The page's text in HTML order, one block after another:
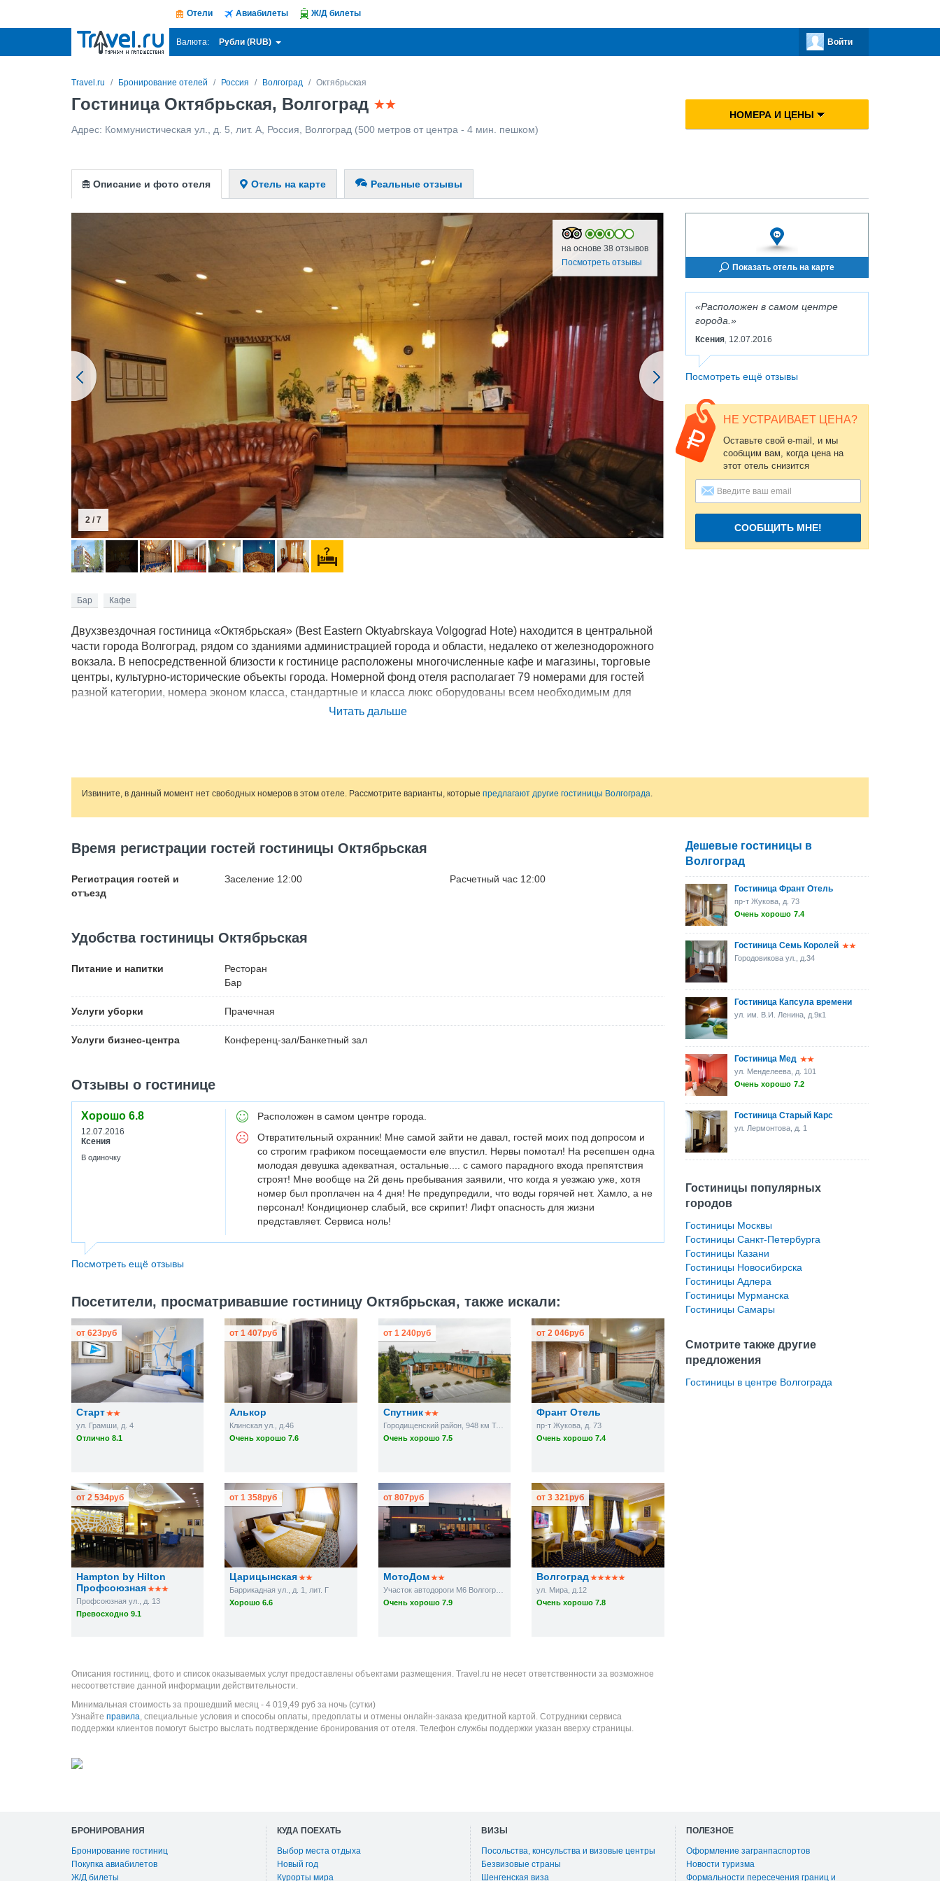
Отели Авиабилеты Ж/Д билеты
Валюта: Рубли (RUB) Войти
Travel.ru Бронирование отелей Россия Волгоград Октябрьская
Гостиница Октябрьская, Волгоград
Адрес: Коммунистическая ул., д. 5, лит. А Россия Волгоград (500 метров от центра - 4 мин. пешком)
НОМЕРА И ЦЕНЫ
Описание и фото отеля Отель на карте Реальные отзывы
на основе 38 отзывов
Посмотреть отзывы
3 / 7
Бар Кафе
Двухзвездочная гостиница «Октябрьская» (Best Eastern Oktyabrskaya Volgograd Hote) находится в центральной
части города Волгоград, рядом со зданиями администрацией города и области, недалеко от железнодорожного
вокзала. В непосредственной близости к гостинице расположены многочисленные кафе и магазины, торговые
центры, культурно-исторические объекты города. Номерной фонд отеля располагает 79 номерами для гостей
разной категории, номера эконом класса, стандартные и класса люкс оборудованы всем необходимым для
комфортного отдыха, почти в каждом номере есть телевизор и холодильник, номера люкс оборудованы
Читать дальше
Показать отель на карте
Расположен в самом центре
города.
Ксения, 12.07.2016
Посмотреть ещё отзывы
НЕ УСТРАИВАЕТ ЦЕНА?
Оставьте свой e-mail, и мы
сообщим вам, когда цена на
этот отель снизится
СООБЩИТЬ МНЕ!
Извините, в данный момент нет свободных номеров в этом отеле. Рассмотрите варианты, которые предлагают другие гостиницы Волгограда.
Время регистрации гостей гостиницы Октябрьская
Регистрация гостей и
отъезд
Заселение 12:00 Расчетный час 12:00
Удобства гостиницы Октябрьская
Питание и напитки
Ресторан
Бар
Услуги уборки Прачечная
Услуги бизнес-центра Конференц-зал/Банкетный зал
Отзывы о гостинице
Хорошо 6.8
12.07.2016
Ксения
В одиночку
Расположен в самом центре города.
Отвратительный охранник! Мне самой зайти не давал, гостей моих под допросом и
со строгим графиком посещаемости еле впустил. Нервы помотал! На ресепшен одна
молодая девушка адекватная, остальные.... с самого парадного входа препятствия
строят! Мне вообще на 2й день пребывания заявили, что когда я уезжаю уже, хотя
номер был проплачен на 4 дня! Не предупредили, что воды горячей нет. Хамло, а не
персонал! Кондиционер слабый, все скрипит! Лифт опасность для жизни
представляет. Сервиса ноль!
Посмотреть ещё отзывы
Посетители, просматривавшие гостиницу Октябрьская, также искали:
Старт
ул. Грамши, д. 4
Отлично 8.1
от 623руб
Алькор
Клинская ул., д.46
Очень хорошо 7.6
от1 407руб
Спутник
Городищенский район, 948 км Трассы Москва-Волгоград
Очень хорошо 7.5
от 1 240руб
Франт Отель
пр-т Жукова, д. 73
Очень хорошо 7.4
от2 046руб
Hampton by Hilton
Профсоюзная
Профсоюзная ул., д. 13
Превосходно 9.1
от 2 534руб
Царицынская
Баррикадная ул., д. 1, лит. Г
Хорошо 6.6
от1 358руб
МотоДом
Участок автодороги М6 Волгоград-Москва поворот на Сухов 2-ой
Очень хорошо 7.9
от 807руб
Волгоград
ул. Мира, д.12
Очень хорошо 7.8
от3 321руб
Описания гостиниц, фото и список оказываемых услуг предоставлены объектами размещения. Travel.ru не несет ответственности за возможное
несоответствие данной информации действительности.
Минимальная стоимость за прошедший месяц - 4 019,49 руб за ночь (сутки)
Узнайте правила, специальные условия и способы оплаты, предоплаты и отмены онлайн-заказа кредитной картой. Сотрудники сервиса
поддержки клиентов помогут быстро выслать подтверждение бронирования от отеля. Телефон службы поддержки указан вверху страницы.
Дешевые гостиницы в
Волгоград
Гостиница Франт Отель
пр-т Жукова, д. 73
Очень хорошо 7.4
Гостиница Семь Королей
Городовикова ул., д.34
Гостиница Капсула времени
ул. им. В.И. Ленина, д.9к1
Гостиница Мед
ул. Менделеева, д. 101
Очень хорошо 7.2
Гостиница Старый Карс
ул. Лермонтова, д. 1
Гостиницы популярных
городов
Гостиницы Москвы
Гостиницы Санкт-Петербурга
Гостиницы Казани
Гостиницы Новосибирска
Гостиницы Адлера
Гостиницы Мурманска
Гостиницы Самары
Смотрите также другие
предложения
Гостиницы в центре Волгограда
БРОНИРОВАНИЯ
Бронирование гостиниц
Покупка авиабилетов
Ж/Д билеты
КУДА ПОЕХАТЬ
Выбор места отдыха
Новый год
Курорты мира
ВИЗЫ
Посольства, консульства и визовые центры
Безвизовые страны
Шенгенская виза
ПОЛЕЗНОЕ
Оформление загранпаспортов
Новости туризма
Формальности пересечения границ и